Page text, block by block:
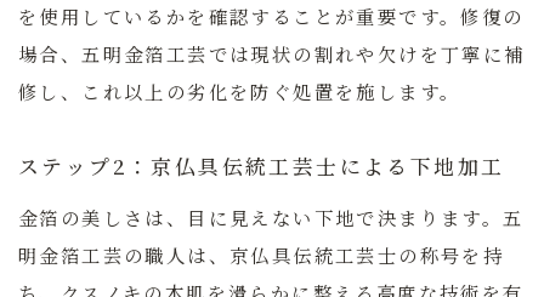
を使用しているかを確認することが重要です。修復の
場合、五明金箔工芸では現状の割れや欠けを丁寧に補
修し、これ以上の劣化を防ぐ処置を施します。
ステップ2：京仏具伝統工芸士による下地加工
金箔の美しさは、目に見えない下地で決まります。 五
明金箔工芸の職人は、京仏具伝統工芸士の称号を持